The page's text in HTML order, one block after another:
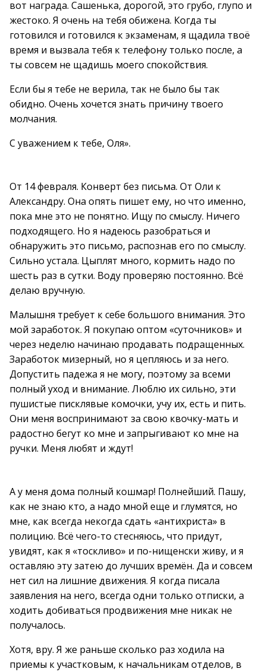
вот награда. Сашенька, дорогой, это грубо, глупо и
жестоко. Я очень на тебя обижена. Когда ты
готовился и готовился к экзаменам, я щадила твоё
время и вызвала тебя к телефону только после, а
ты совсем не щадишь моего спокойствия.
Если бы я тебе не верила, так не было бы так
обидно. Очень хочется знать причину твоего
молчания.
С уважением к тебе, Оля».
От 14 февраля. Конверт без письма. От Оли к
Александру. Она опять пишет ему, но что именно,
пока мне это не понятно. Ищу по смыслу. Ничего
подходящего. Но я надеюсь разобраться и
обнаружить это письмо, распознав его по смыслу.
Сильно устала. Цыплят много, кормить надо по
шесть раз в сутки. Воду проверяю постоянно. Всё
делаю вручную.
Малышня требует к себе большого внимания. Это
мой заработок. Я покупаю оптом «суточников» и
через неделю начинаю продавать подращенных.
Заработок мизерный, но я цепляюсь и за него.
Допустить падежа я не могу, поэтому за всеми
полный уход и внимание. Люблю их сильно, эти
пушистые писклявые комочки, учу их, есть и пить.
Они меня воспринимают за свою квочку-мать и
радостно бегут ко мне и запрыгивают ко мне на
ручки. Меня любят и ждут!
А у меня дома полный кошмар! Полнейший. Пашу,
как не знаю кто, а надо мной еще и глумятся, но
мне, как всегда некогда сдать «антихриста» в
полицию. Всё чего-то стесняюсь, что придут,
увидят, как я «тоскливо» и по-нищенски живу, и я
оставляю эту затею до лучших времён. Да и совсем
нет сил на лишние движения. Я когда писала
заявления на него, всегда одни только отписки, а
ходить добиваться продвижения мне никак не
получалось.
Хотя, вру. Я же раньше сколько раз ходила на
приемы к участковым, к начальникам отделов, в